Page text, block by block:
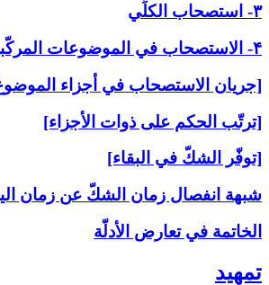
۳- استصحاب الكلِّي
۴- الاستصحاب في الموضوعات المركّبة
[جريان الاستصحاب في أجزاء
[ترتّب الحكم على ذوات الأجزاء]
[توفّر الشكّ في البقاء]
شبهة انفصال زمان الشكّ عن زمان
الخاتمة في تعارض الأدلّة
تمهيد